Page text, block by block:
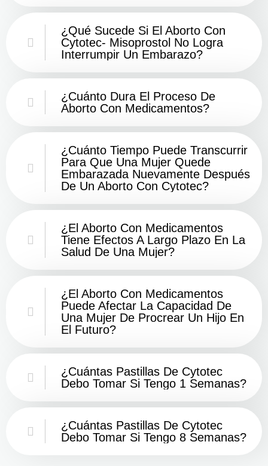
¿Qué Sucede Si El Aborto Con
Cytotec- Misoprostol No Logra
Interrumpir Un Embarazo?
¿Cuánto Dura El Proceso De
Aborto Con Medicamentos?
¿Cuánto Tiempo Puede Transcurrir
Para Que Una Mujer Quede
Embarazada Nuevamente Después
De Un Aborto Con Cytotec?
¿El Aborto Con Medicamentos
Tiene Efectos A Largo Plazo En La
Salud De Una Mujer?
¿El Aborto Con Medicamentos
Puede Afectar La Capacidad De
Una Mujer De Procrear Un Hijo En
El Futuro?
¿Cuántas Pastillas De Cytotec
Debo Tomar Si Tengo 1 Semanas?
¿Cuántas Pastillas De Cytotec
Debo Tomar Si Tengo 8 Semanas?